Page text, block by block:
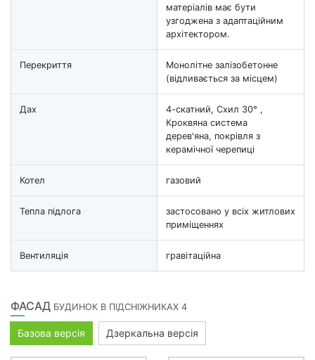
матеріалів має бути
узгоджена з адаптаційним
архітектором.
Перекриття
Монолітне залізобетонне
(відливається за місцем)
Дах
4-скатний, Схил 30° ,
Кроквяна система
дерев'яна, покрівля з
керамічної черепиці
Котел газовий
Тепла підлога
застосовано у всіх житлових
приміщеннях
Вентиляція гравітаційна
ФАСАД БУДИНОК В ПІДСНІЖНИКАХ 4
Базова версія Дзеркальна версія